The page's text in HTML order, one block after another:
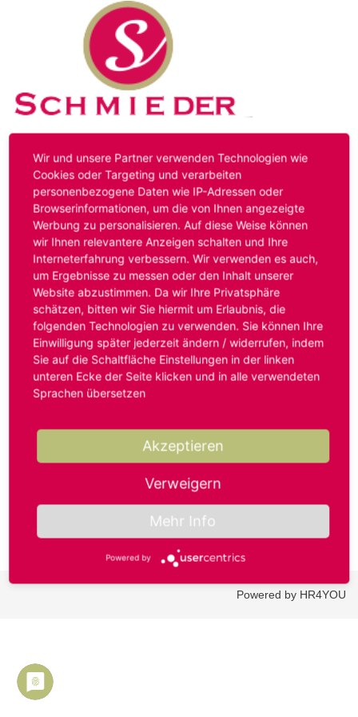
Kontakt Impressum Datenschutz
Hinweis:Das von ihnen aufgerufene Stellenangebot ist
bereits ausgelaufen. Alternative Stellenanzeigen finden
Sie unter:
www.schmieder-personal.de/stellenangebote
Oder Sie bewerben sich
initiativund wir suchen für Sie
passende Stellenangebote.
Anmelden
Benutzername oder E-Mail-Adresse*
Passwort*
Powered by HR4YOU
Wir und unsere Partner verwenden Technologien wie
Cookies oder Targeting und verarbeiten
personenbezogene Daten wie IP-Adressen oder
Browserinformationen, um die von Ihnen angezeigte
Werbung zu personalisieren. Auf diese Weise können
wir Ihnen relevantere Anzeigen schalten und Ihre
Interneterfahrung verbessern. Wir verwenden es auch,
um Ergebnisse zu messen oder den Inhalt unserer
Website abzustimmen. Da wir Ihre Privatsphäre
schätzen, bitten wir Sie hiermit um Erlaubnis, die
folgenden Technologien zu verwenden. Sie können Ihre
Einwilligung später jederzeit ändern / widerrufen, indem
Sie auf die Schaltfläche Einstellungen in der linken
unteren Ecke der Seite klicken und in alle verwendeten
Sprachen übersetzen
Akzeptieren
Verweigern
Mehr Info
Powered by